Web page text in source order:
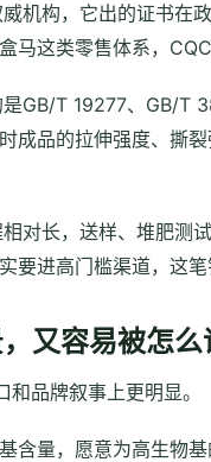
机构，它出的证书在
马这类零售体系，CQC
GB/T 19277、GB/T
成品的拉伸强度、撕
对长，送样、堆肥测
要进高门槛渠道，这
又容易被怎么
品牌叙事上更明显。
含量，愿意为高生物